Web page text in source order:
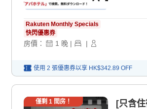
Rakuten Monthly Specials
快閃優惠券
房價： 1 晚 | |
使用 2 張優惠券以享 HK$342.89 OFF
僅剩 1 間房！
[只含